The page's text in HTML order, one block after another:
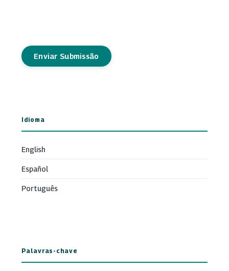
Enviar Submissão
Idioma
English
Español
Português
Palavras-chave